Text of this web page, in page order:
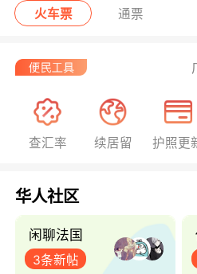
火车票 通票
查汇率 续居留 护照更
华人社区
闲聊法国
3条新帖